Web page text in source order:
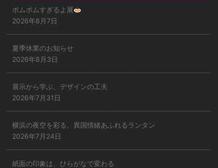
ポムポムすぎるよ展
2026年8月7日
夏季休業のお知らせ
2026年8月3日
展示から学ぶ、デザインの工夫
2026年7月31日
横浜の夜空を彩る、異国情緒あふれるランタン
2026年7月24日
紙面の印象は、ひらがなで変わる